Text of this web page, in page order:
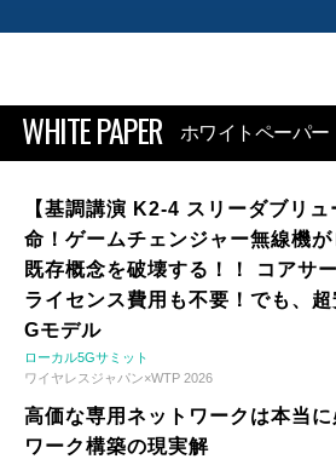
WHITE PAPER ホワイトペーパー
【基調講演 K2-4 スリーダブリ
命！ゲームチェンジャー無線機
既存概念を破壊する！！ コアサ
ライセンス費用も不要！でも、
Gモデル
ローカル5Gサミット
ワイヤレスジャパン×WTP 2026
高価な専用ネットワークは本当
ワーク構築の現実解